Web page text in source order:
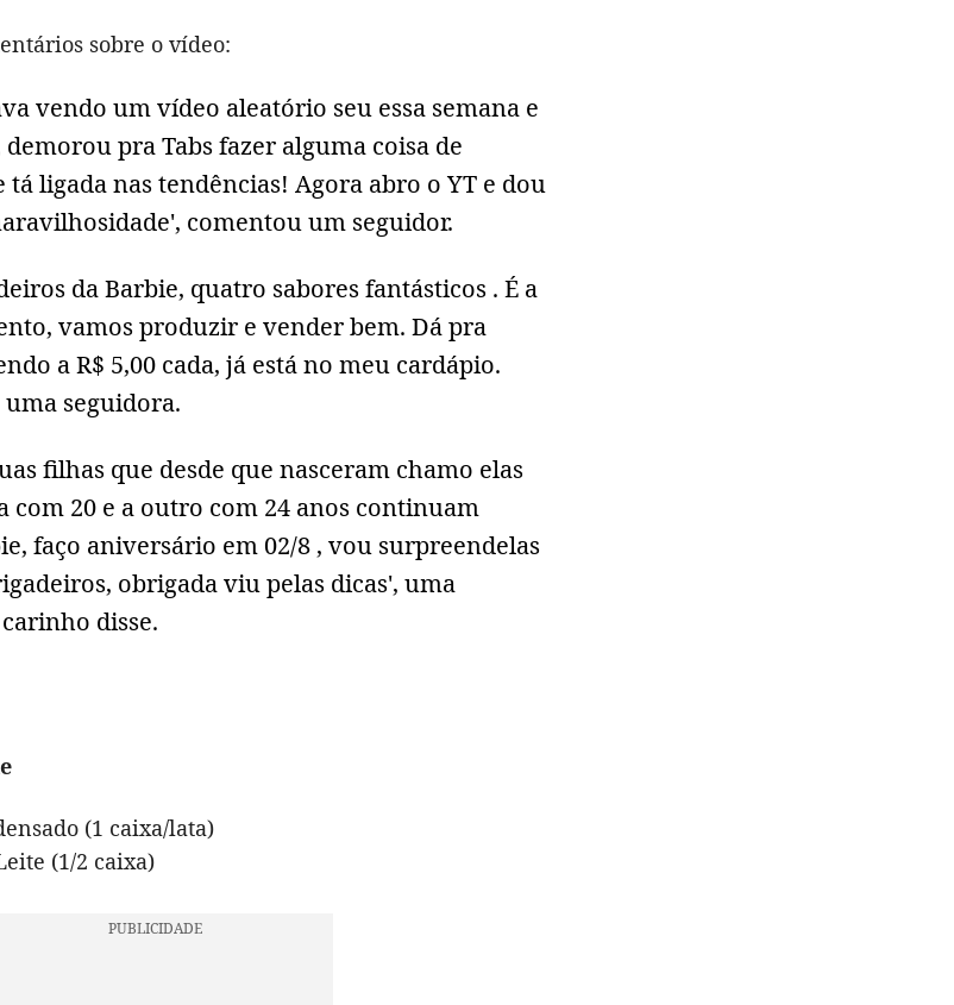
sobre o vídeo:
vendo um vídeo aleatório seu essa semana e
demorou pra Tabs fazer alguma coisa de
tá ligada nas tendências! Agora abro o YT e dou
comentou um seguidor.
da Barbie, quatro sabores fantásticos . É a
vamos produzir e vender bem. Dá pra
a R$ 5,00 cada, já está no meu cardápio.
seguidora.
filhas que desde que nasceram chamo elas
com 20 e a outro com 24 anos continuam
faço aniversário em 02/8 , vou surpreendelas
obrigada viu pelas dicas', uma
disse.
(1 caixa/lata)
(1/2 caixa)